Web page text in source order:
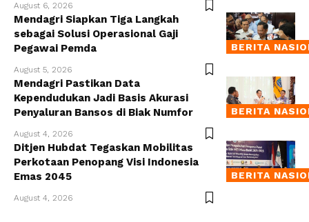
August 6, 2026
BERITA
Mendagri Siapkan Tiga Langkah
sebagai Solusi Operasional Gaji
Pegawai Pemda
August 5, 2026
BERITA
Mendagri Pastikan Data
Kependudukan Jadi Basis Akurasi
Penyaluran Bansos di Biak Numfor
August 4, 2026
BERITA
Ditjen Hubdat Tegaskan Mobilitas
Perkotaan Penopang Visi Indonesia
Emas 2045
August 4, 2026